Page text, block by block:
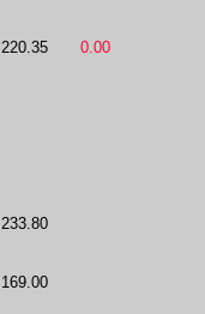
220.35 0.00
233.80
169.00